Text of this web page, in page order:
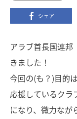
シェア
アラブ首長国連邦
きました！
今回の(も？)目的
応援しているクラ
になり、微力なが